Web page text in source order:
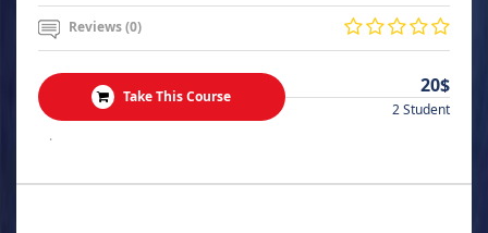
Reviews (0)
Take This Course 20$
2 Student
.